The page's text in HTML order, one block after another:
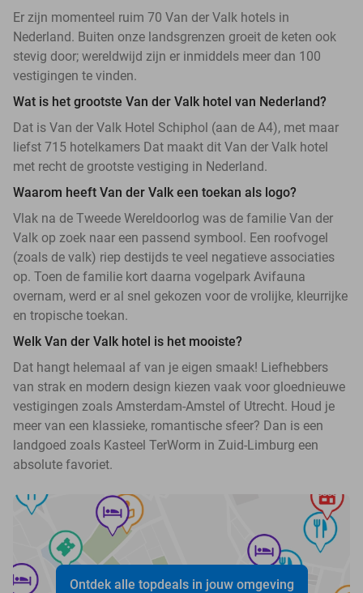
Er zijn momenteel ruim 70 Van der Valk hotels in
Nederland. Buiten onze landsgrenzen groeit de keten ook
stevig door; wereldwijd zijn er inmiddels meer dan 100
vestigingen te vinden.
Wat is het grootste Van der Valk hotel van Nederland?
Dat is Van der Valk Hotel Schiphol (aan de A4), met maar
liefst 715 hotelkamers Dat maakt dit Van der Valk hotel
met recht de grootste vestiging in Nederland.
Waarom heeft Van der Valk een toekan als logo?
Vlak na de Tweede Wereldoorlog was de familie Van der
Valk op zoek naar een passend symbool. Een roofvogel
(zoals de valk) riep destijds te veel negatieve associaties
op. Toen de familie kort daarna vogelpark Avifauna
overnam, werd er al snel gekozen voor de vrolijke, kleurrijke
en tropische toekan.
Welk Van der Valk hotel is het mooiste?
Dat hangt helemaal af van je eigen smaak! Liefhebbers
van strak en modern design kiezen vaak voor gloednieuwe
vestigingen zoals Amsterdam-Amstel of Utrecht. Houd je
meer van een klassieke, romantische sfeer? Dan is een
landgoed zoals Kasteel TerWorm in Zuid-Limburg een
absolute favoriet.
Ontdek alle topdeals in jouw omgeving